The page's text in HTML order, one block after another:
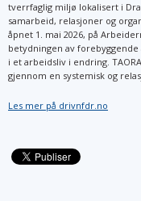
tverrfaglig miljø lokalisert i
samarbeid, relasjoner og
åpnet 1. mai 2026, på
betydningen av
i et arbeidsliv i endring.
gjennom en systemisk og
Les mer på drivnfdr.no